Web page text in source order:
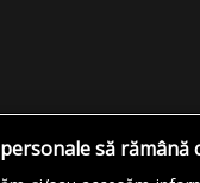
să rămână